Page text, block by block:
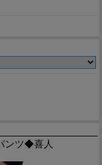
ンツ◆喜人